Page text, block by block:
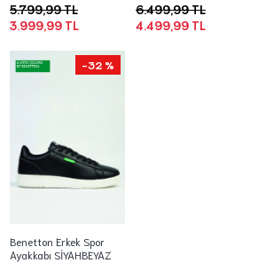
3.999,99 TL
5.799,99 TL
4.499,99 TL
6.499,99 TL
-32 %
Benetton Erkek Spor
Ayakkabı SİYAHBEYAZ